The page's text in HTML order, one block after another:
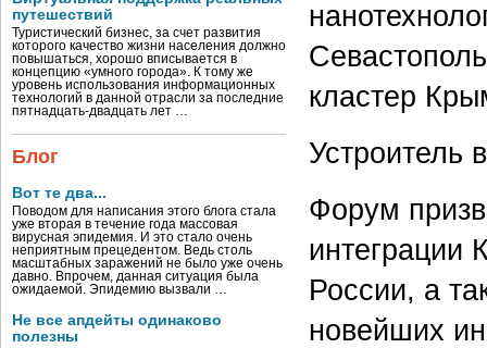
путешествий
Туристический бизнес, за счет развития
которого качество жизни населения должно
повышаться, хорошо вписывается в
концепцию «умного города». К тому же
уровень использования информационных
технологий в данной отрасли за последние
пятнадцать-двадцать лет …
Блог
Вот те два...
Поводом для написания этого блога стала
уже вторая в течение года массовая
вирусная эпидемия. И это стало очень
неприятным прецедентом. Ведь столь
масштабных заражений не было уже очень
давно. Впрочем, данная ситуация была
ожидаемой. Эпидемию вызвали …
Не все апдейты одинаково
полезны
кластер
Устроитель
Форум
интеграции
России, а
новейших